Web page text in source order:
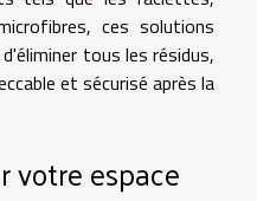
ces solutions
tous les résidus,
et sécurisé après la
votre espace